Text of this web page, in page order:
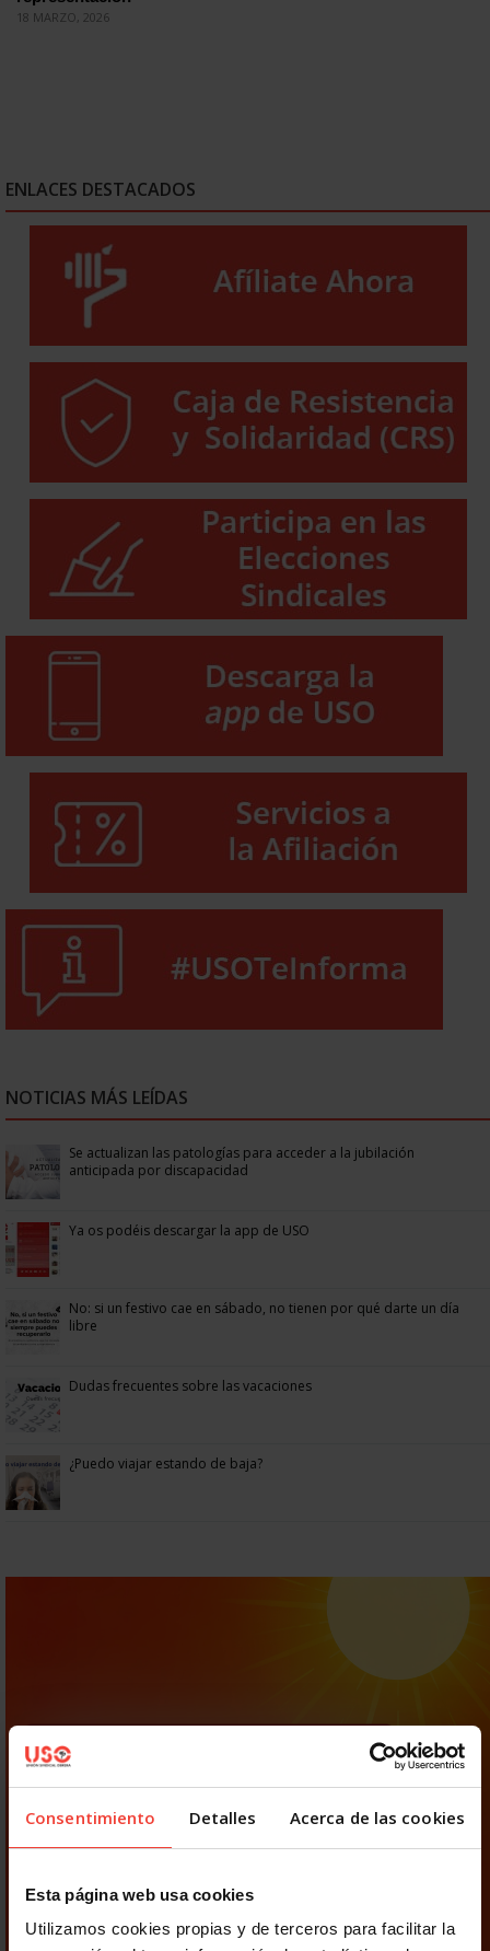
Consentimiento Detalles Acerca de las cookies
Esta página web usa cookies
Utilizamos cookies propias y de terceros para facilitar la
18 MARZO, 2026
ENLACES DESTACADOS
NOTICIAS MÁS LEÍDAS
Se actualizan las patologías para acceder a la jubilación
anticipada por discapacidad
Ya os podéis descargar la app de USO
No: si un festivo cae en sábado, no tienen por qué darte un día
libre
Dudas frecuentes sobre las vacaciones
¿Puedo viajar estando de baja?